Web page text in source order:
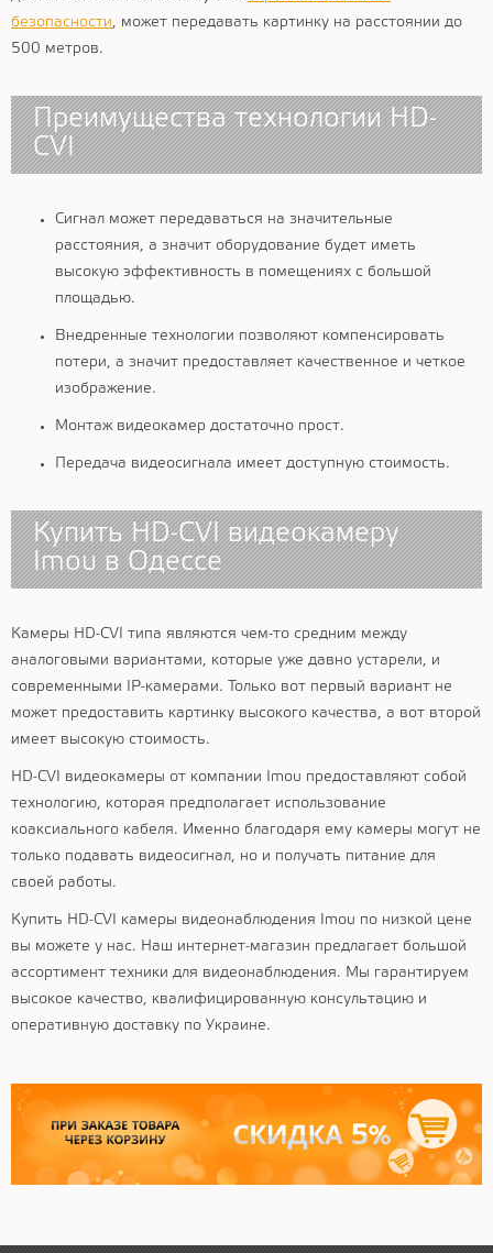
безопасности, может передавать картинку на расстоянии до
500 метров.
Преимущества технологии HD-
CVI
Сигнал может передаваться на значительные
расстояния, а значит оборудование будет иметь
высокую эффективность в помещениях с большой
площадью.
Внедренные технологии позволяют компенсировать
потери, а значит предоставляет качественное и четкое
изображение.
Монтаж видеокамер достаточно прост.
Передача видеосигнала имеет доступную стоимость.
Купить HD-CVI видеокамеру
Imou в Одессе
Камеры HD-CVI типа являются чем-то средним между
аналоговыми вариантами, которые уже давно устарели, и
современными IP-камерами. Только вот первый вариант не
может предоставить картинку высокого качества, а вот второй
имеет высокую стоимость.
HD-CVI видеокамеры от компании Imou предоставляют собой
технологию, которая предполагает использование
коаксиального кабеля. Именно благодаря ему камеры могут не
только подавать видеосигнал, но и получать питание для
своей работы.
Купить HD-CVI камеры видеонаблюдения Imou по низкой цене
вы можете у нас. Наш интернет-магазин предлагает большой
ассортимент техники для видеонаблюдения. Мы гарантируем
высокое качество, квалифицированную консультацию и
оперативную доставку по Украине.